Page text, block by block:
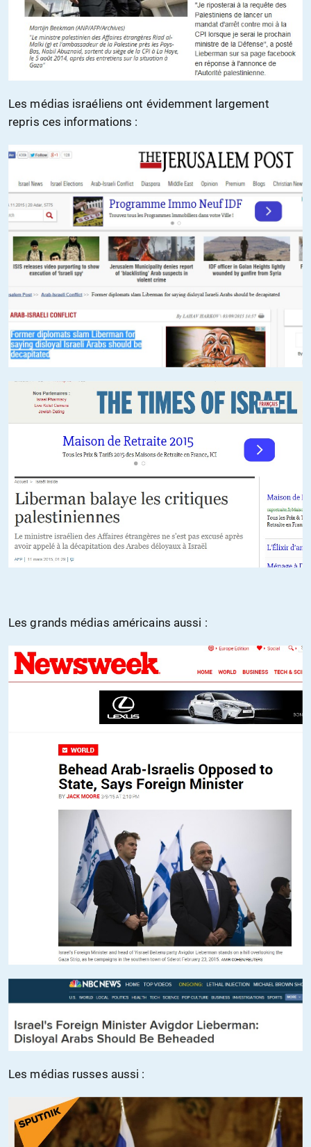
Les médias israéliens ont évidemment largement
repris ces informations :
Les grands médias américains aussi :
Les médias russes aussi :